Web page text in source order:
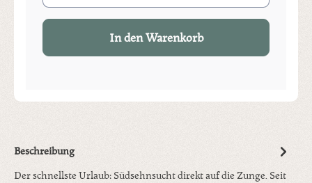
In den Warenkorb
Beschreibung
Der schnellste Urlaub: Südsehnsucht direkt auf die Zunge. Seit